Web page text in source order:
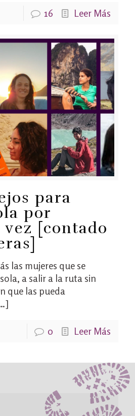
16 Leer Más
para
por
[contado
las mujeres que se
a salir a la ruta sin
que las pueda
0 Leer Más